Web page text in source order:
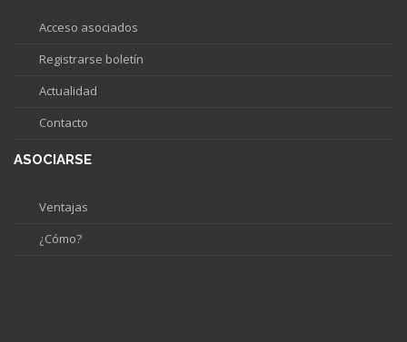
Acceso asociados
Registrarse boletín
Actualidad
Contacto
ASOCIARSE
Ventajas
¿Cómo?